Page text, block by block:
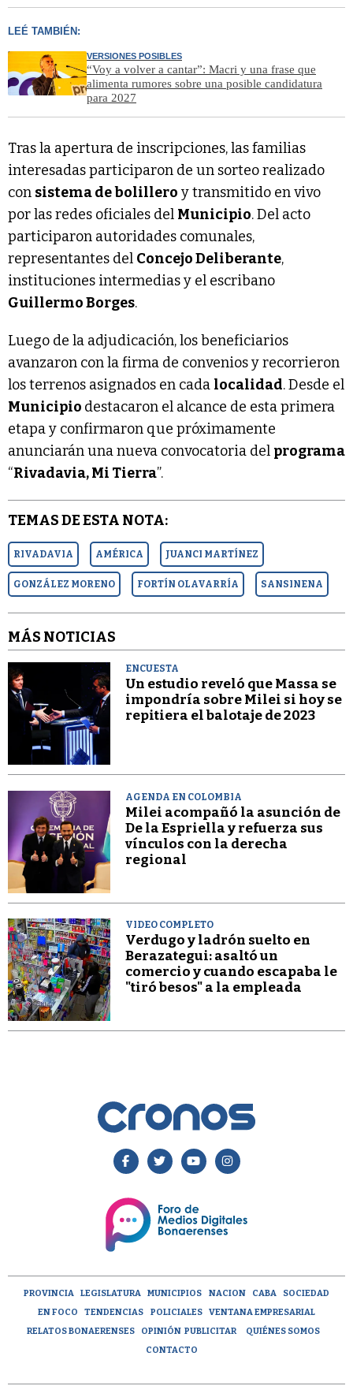
LEÉ TAMBIÉN:
VERSIONES POSIBLES
“Voy a volver a cantar”: Macri y una frase que
alimenta rumores sobre una posible candidatura
para 2027
Tras la apertura de inscripciones, las familias
interesadas participaron de un sorteo realizado
con sistema de bolillero y transmitido en vivo
por las redes oficiales del Municipio. Del acto
participaron autoridades comunales,
representantes del Concejo Deliberante,
instituciones intermedias y el escribano
Guillermo Borges.
Luego de la adjudicación, los beneficiarios
avanzaron con la firma de convenios y recorrieron
los terrenos asignados en cada localidad. Desde el
Municipio destacaron el alcance de esta primera
etapa y confirmaron que próximamente
anunciarán una nueva convocatoria del programa
“Rivadavia, Mi Tierra”.
TEMAS DE ESTA NOTA:
RIVADAVIA AMÉRICA JUANCI MARTÍNEZ
GONZÁLEZ MORENO FORTÍN OLAVARRÍA SANSINENA
MÁS NOTICIAS
ENCUESTA
Un estudio reveló que Massa se
impondría sobre Milei si hoy se
repitiera el balotaje de 2023
AGENDA EN COLOMBIA
Milei acompañó la asunción de
De la Espriella y refuerza sus
vínculos con la derecha
regional
VIDEO COMPLETO
Verdugo y ladrón suelto en
Berazategui: asaltó un
comercio y cuando escapaba le
"tiró besos" a la empleada
PROVINCIA LEGISLATURA MUNICIPIOS NACION CABA
SOCIEDAD
EN FOCO
TENDENCIAS POLICIALES
VENTANA EMPRESARIAL
RELATOS BONAERENSES
OPINIÓN PUBLICITAR
QUIÉNES SOMOS
CONTACTO